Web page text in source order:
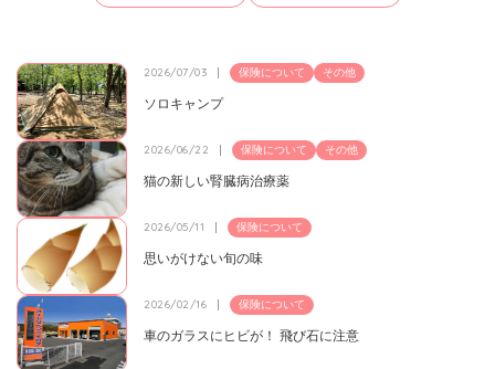
Contact
お問い合わせ・
無料相談お申し込み
イベント
0120-04-5566
2026/07/03 保険について その他
ソロキャンプ
2026/06/22 保険について その他
猫の新しい腎臓病治療薬
2026/05/11 保険について
思いがけない旬の味
2026/02/16 保険について
車のガラスにヒビが！ 飛び石に注意